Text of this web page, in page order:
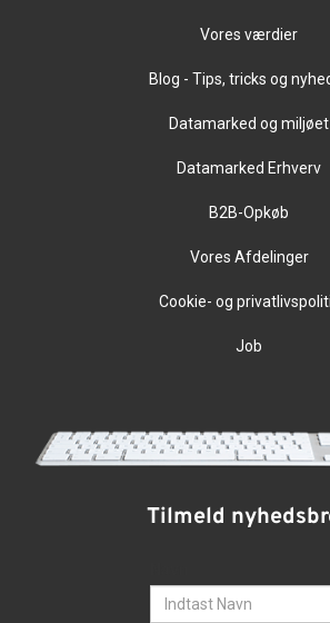
Vores værdier
Blog - Tips, tricks og
Datamarked og miljøet
Datamarked Erhverv
B2B-Opkøb
Vores Afdelinger
Cookie- og
Job
Tilmeld